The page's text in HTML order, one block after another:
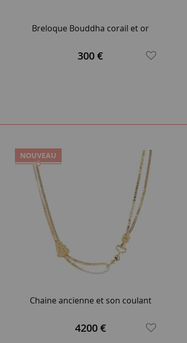
Breloque Bouddha corail et or
300 €
NOUVEAU
Chaine ancienne et son coulant
4200 €